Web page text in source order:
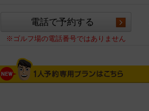
※ゴルフ場の電話番号ではありません